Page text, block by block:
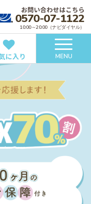
お問い合わせはこちら
0570-07-1122
10:00～20:00（ナビダイヤル）
に入り MENU